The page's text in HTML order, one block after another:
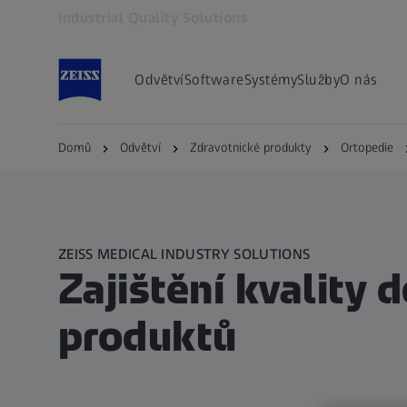
OdvětvíSoftwareSystémySlužbyO nás
Domů Odvětví Zdravotnické produkty Ortopedie
ZEISS MEDICAL INDUSTRY SOLUTIONS
Zajištění kvality
produktů